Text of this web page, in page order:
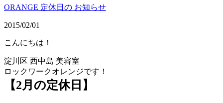
ORANGE 定休日の お知らせ
2015/02/01
こんにちは！
淀川区 西中島 美容室
ロックワークオレンジです！
【2月の定休日】